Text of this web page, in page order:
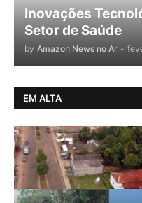
Inovações
Setor de Saúde
by Amazon News no Ar -
EM ALTA